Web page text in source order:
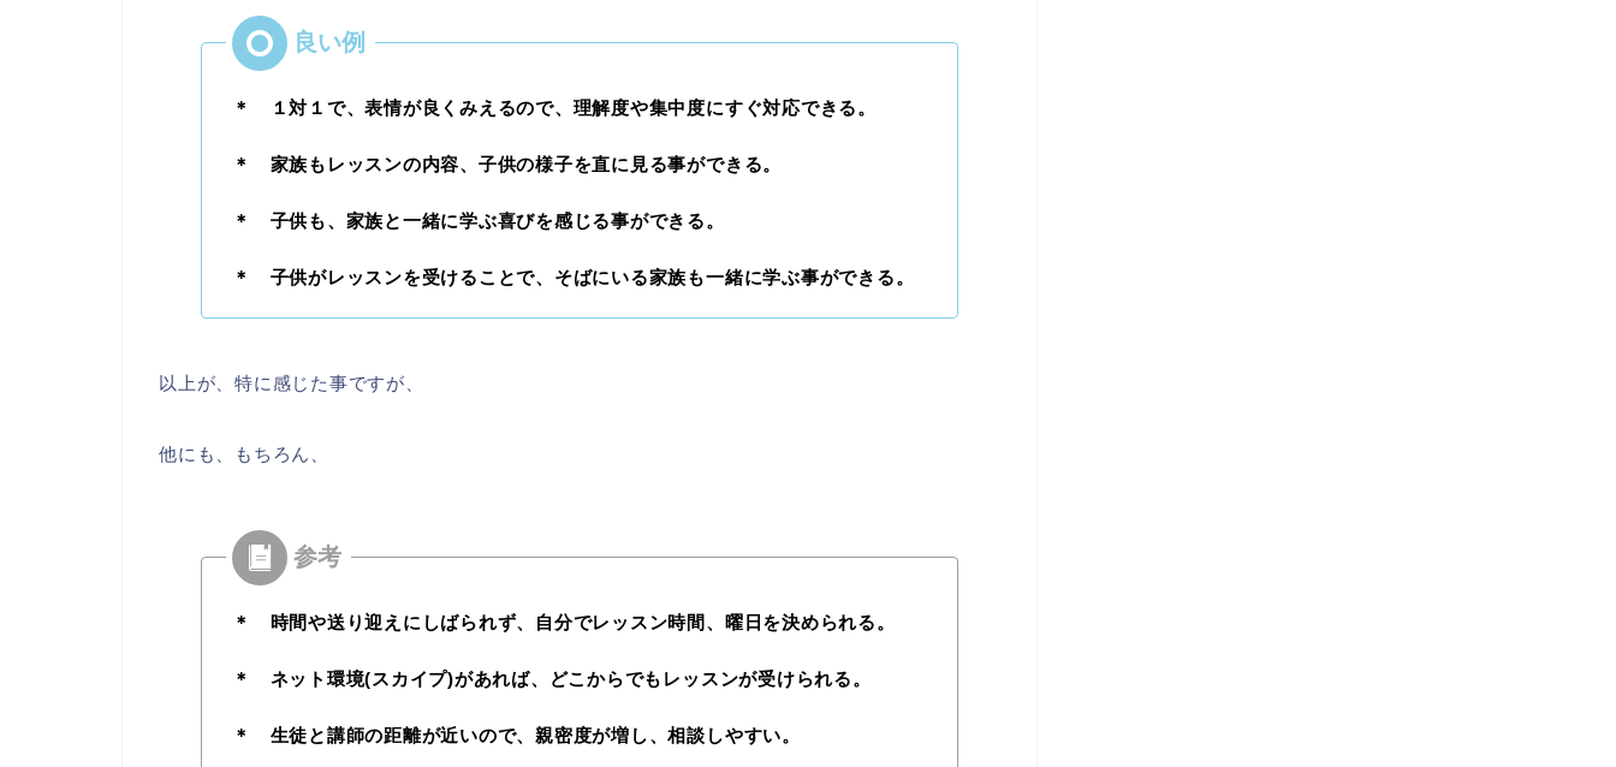
＊ １対１で、表情が良くみえるので、理解度や集中度にすぐ対応できる。
＊ 家族もレッスンの内容、子供の様子を直に見る事ができる。
＊ 子供も、家族と一緒に学ぶ喜びを感じる事ができる。
＊ 子供がレッスンを受けることで、そばにいる家族も一緒に学ぶ事ができる。
以上が、特に感じた事ですが、
他にも、もちろん、
＊ 時間や送り迎えにしばられず、自分でレッスン時間、曜日を決められる。
＊ ネット環境(スカイプ)があれば、どこからでもレッスンが受けられる。
＊ 生徒と講師の距離が近いので、親密度が増し、相談しやすい。